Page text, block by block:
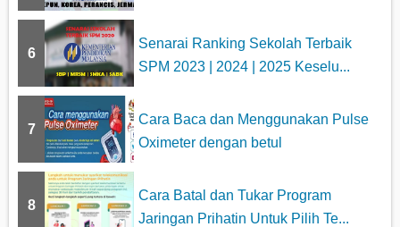
6
Senarai Ranking Sekolah Terbaik
SPM 2023 | 2024 | 2025 Keselu...
7
Cara Baca dan Menggunakan Pulse
Oximeter dengan betul
8
Cara Batal dan Tukar Program
Jaringan Prihatin Untuk Pilih Te...